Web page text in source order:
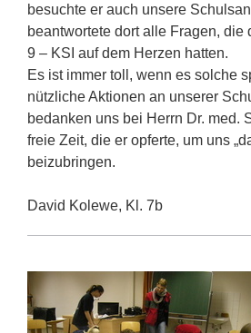
besuchte er auch unsere
beantwortete dort alle Fragen, die
9 – KSI auf dem Herzen hatten.
Es ist immer toll, wenn es solche
nützliche Aktionen an unserer
bedanken uns bei Herrn Dr. med.
freie Zeit, die er opferte, um uns
beizubringen.
David Kolewe, Kl. 7b